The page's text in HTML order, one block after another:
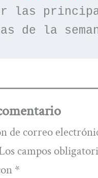
las
de la
de correo
campos
*